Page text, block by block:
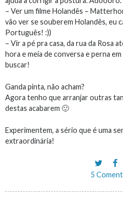
– Ver um filme Holandês –
vão ver se souberem Holandês, eu
Português! :))
– Vir a pé pra casa, da rua da Rosa
hora e meia de conversa e perna
buscar!
Ganda pinta, não acham?
Agora tenho que arranjar outras
destas acabarem 🙂
Experimentem, a sério que é uma
extraordinária!
5